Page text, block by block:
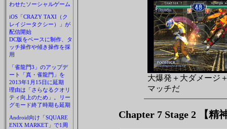
わせたソーシャルゲーム
iOS「CRAZY TAXI（ク
レイジータクシー）」が
配信開始
DC版をベースに制作、タ
ッチ操作や傾き操作を採
用
「雀龍門3」のアップデ
ート「真・雀龍門」を
2013年1月15日に延期
理由は「さらなるクオリ
ティ向上のため」。リー
グモード終了時期も延期
Android向け「SQUARE
ENIX MARKET」で1周
大爆発＋大ダメージ
マッチだ
Chapter 7 Stage 2 【精